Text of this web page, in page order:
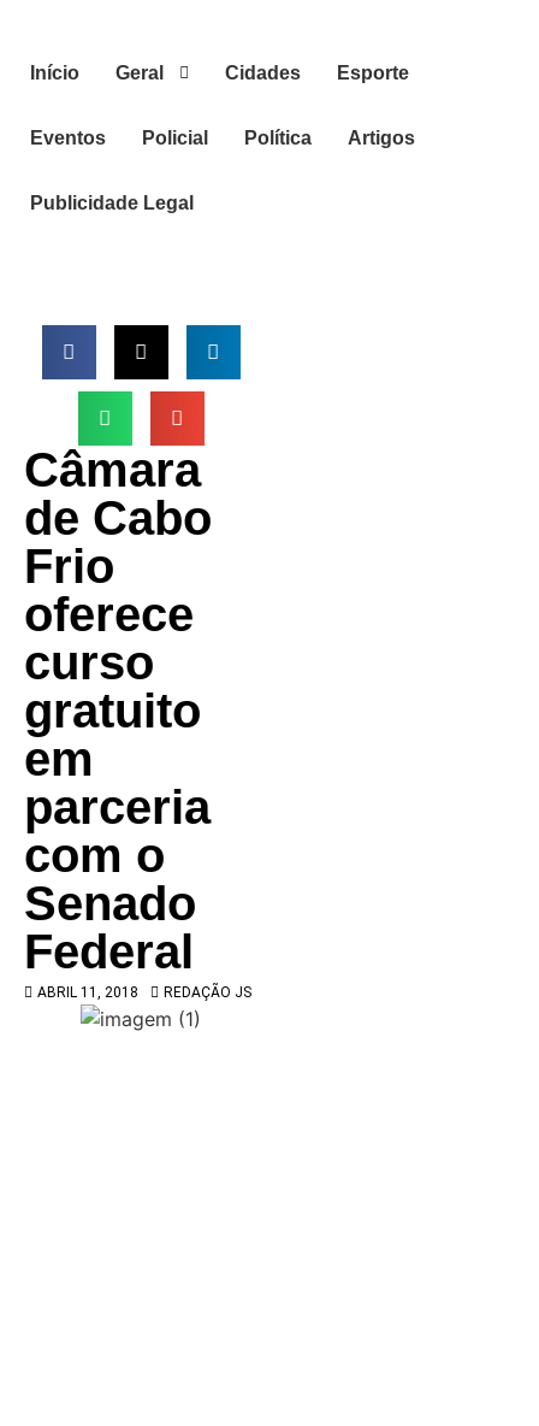
Início Geral Cidades Esporte
Eventos Policial Política Artigos
Publicidade Legal
Câmara
de Cabo
Frio
oferece
curso
gratuito
em
parceria
com o
Senado
Federal
ABRIL 11, 2018 REDAÇÃO JS